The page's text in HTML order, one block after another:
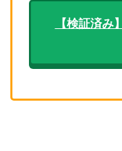
【検証済み